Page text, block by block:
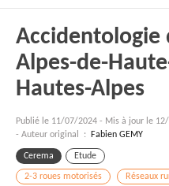
Accidentologie
Alpes-de-
Hautes-Alpes
Publié le 11/07/2024 - Mis à jour le
- Auteur original : Fabien GEMY
Cerema Etude
2-3 roues motorisés Réseaux